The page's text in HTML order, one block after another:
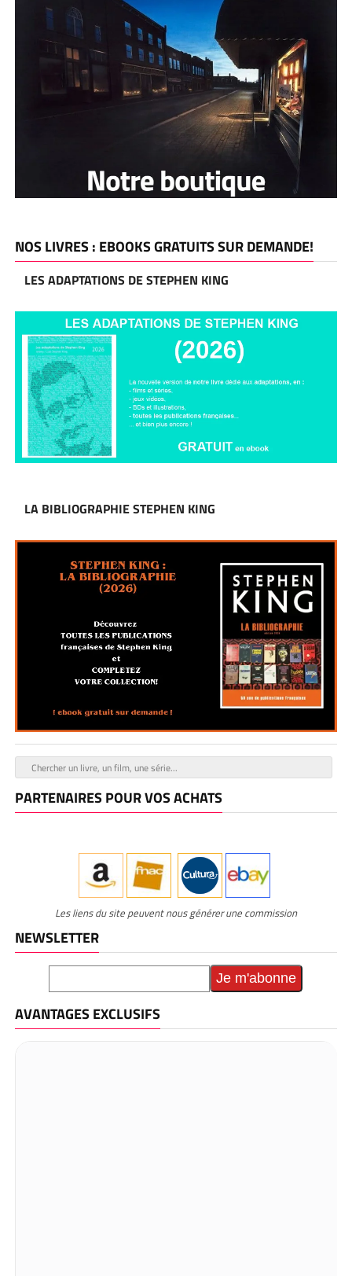
NOS LIVRES : EBOOKS GRATUITS SUR DEMANDE!
LES ADAPTATIONS DE STEPHEN KING
LA BIBLIOGRAPHIE STEPHEN KING
PARTENAIRES POUR VOS ACHATS
Les liens du site peuvent nous générer une commission
NEWSLETTER
AVANTAGES EXCLUSIFS